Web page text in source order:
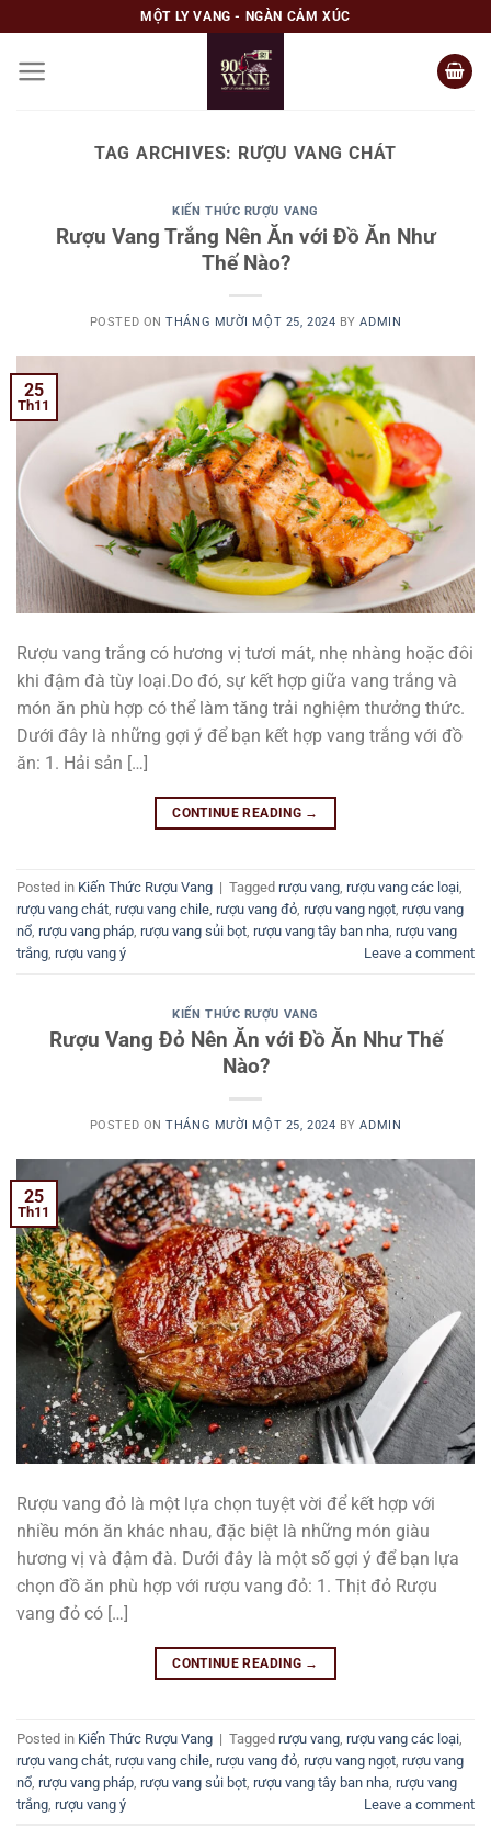
to
content
MỘT LY VANG - NGÀN CẢM XÚC
TAG ARCHIVES: RƯỢU VANG CHÁT
KIẾN THỨC RƯỢU VANG
Rượu Vang Trắng Nên Ăn với Đồ Ăn Như
Thế Nào?
POSTED ONTHÁNG MƯỜI MỘT 25, 2024 BYADMIN
25
Th11
Rượu vang trắng có hương vị tươi mát, nhẹ nhàng hoặc đôi
khi đậm đà tùy loại.Do đó, sự kết hợp giữa vang trắng và
món ăn phù hợp có thể làm tăng trải nghiệm thưởng thức.
Dưới đây là những gợi ý để bạn kết hợp vang trắng với đồ
ăn: 1. Hải sản […]
CONTINUE READING →
Posted in Kiến Thức Rượu Vang | Tagged rượu vang, rượu vang các loại,
rượu vang chát, rượu vang chile, rượu vang đỏ, rượu vang ngọt, rượu vang
nổ, rượu vang pháp, rượu vang sủi bọt, rượu vang tây ban nha, rượu vang
trắng, rượu vang ý Leave a comment
KIẾN THỨC RƯỢU VANG
Rượu Vang Đỏ Nên Ăn với Đồ Ăn Như Thế
Nào?
POSTED ONTHÁNG MƯỜI MỘT 25, 2024 BYADMIN
25
Th11
Rượu vang đỏ là một lựa chọn tuyệt vời để kết hợp với
nhiều món ăn khác nhau, đặc biệt là những món giàu
hương vị và đậm đà. Dưới đây là một số gợi ý để bạn lựa
chọn đồ ăn phù hợp với rượu vang đỏ: 1. Thịt đỏ Rượu
vang đỏ có […]
CONTINUE READING →
Posted in Kiến Thức Rượu Vang | Tagged rượu vang rượu vang các loại
rượu vang chát rượu vang chile rượu vang đỏ rượu vang ngọt rượu vang
nổ rượu vang pháp rượu vang sủi bọt rượu vang tây ban nha rượu vang
trắng rượu vang ý Leave a comment